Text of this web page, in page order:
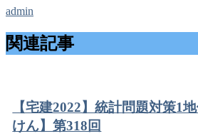
admin
関連記事
【宅建2022】統計問題対策1
けん】第318回